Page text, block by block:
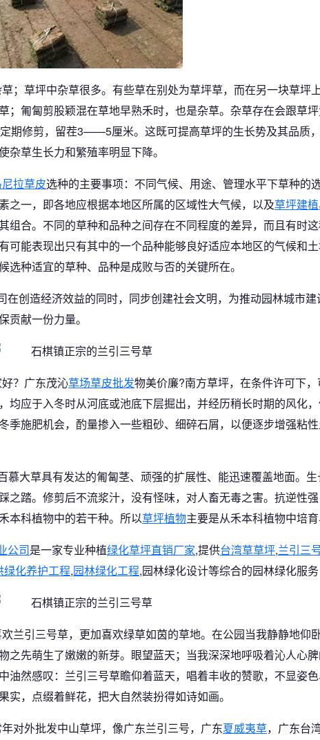
；草坪中杂草很多。有些草在别处为草坪草，而在另一块草坪
；匍匐剪股颖混在草地早熟禾时，也是杂草。杂草存在会跟草
期修剪，留茬3——5厘米。这既可提高草坪的生长势及其品质
草生长力和繁殖率明显下降。
拉草皮选种的主要事项：不同气候、用途、管理水平下草种的
之一，即各地应根据本地区所属的区域性大气候，以及草坪建植
组合。不同的草种和品种之间存在不同程度的差异，而且有时
能表现出只有其中的一个品种能够良好适应本地区的气候和土
种适宜的草种、品种是成败与否的关键所在。
在创造经济效益的同时，同步创建社会文明，为推动园林城市
贡献一份力量。
？广东茂沁草场草皮批发物美价廉?南方草坪，在条件许可下
均应于入冬时从河底或池底下层掘出，并经历稍长时期的风化
季施肥机会，酌量掺入一些粗砂、细碎石屑，以便逐步增强粘
慕大草具有发达的匍匐茎、顽强的扩展性、能迅速覆盖地面。生
之踏。修剪后不流浆汁，没有怪味，对人畜无毒之害。抗逆性
本科植物中的若干种。所以草坪植物主要是从禾本科植物中培育
公司是一家专业种植绿化草坪直销厂家,提供台湾草草坪,兰引三
绿化养护工程,园林绿化工程,园林绿化设计等综合的园林绿化服务
兰引三号草，更加喜欢绿草如茵的草地。在公园当我静静地仰
之先萌生了嫩嫩的新芽。眼望蓝天；当我深深地呼吸着沁人心
油然感叹：兰引三号草瞻仰着蓝天，唱着丰收的赞歌，不显姿
，点缀着鲜花，把大自然装扮得如诗如画。
对外批发中山草坪，像广东兰引三号，广东夏威夷草，广东台